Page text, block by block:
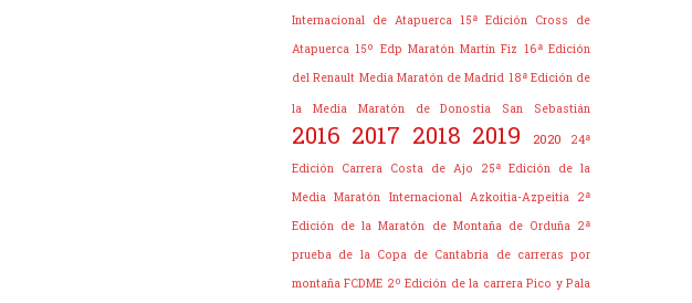
Internacional de Atapuerca 15ª Edición Cross de
Atapuerca 15º Edp Maratón Martín Fiz 16ª Edición
del Renault Media Maratón de Madrid 18ª Edición de
la Media Maratón de Donostia San Sebastián
2016 2017 2018 2019 2020
24ª
Edición Carrera Costa de Ajo 25ª Edición de la
Media Maratón Internacional Azkoitia-Azpeitia 2ª
Edición de la Maratón de Montaña de Orduña 2ª
prueba de la Copa de Cantabria de carreras por
montaña FCDME 2º Edición de la carrera Pico y Pala